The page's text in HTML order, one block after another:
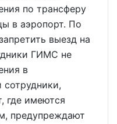
по трансферу
в аэропорт. По
выезд на
ГИМС не
в
где имеются
предупреждают